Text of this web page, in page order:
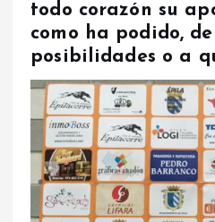
todo corazón su
como ha podido,
posibilidades o a